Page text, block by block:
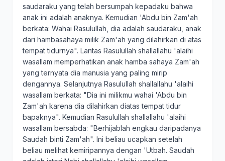
saudaraku yang telah bersumpah kepadaku bahwa
anak ini adalah anaknya. Kemudian 'Abdu bin Zam'ah
berkata: Wahai Rasulullah, dia adalah saudaraku, anak
dari hambasahaya milik Zam'ah yang dilahirkan di atas
tempat tidurnya". Lantas Rasulullah shallallahu 'alaihi
wasallam memperhatikan anak hamba sahaya Zam'ah
yang ternyata dia manusia yang paling mirip
dengannya. Selanjutnya Rasulullah shallallahu 'alaihi
wasallam berkata: "Dia ini milikmu wahai 'Abdu bin
Zam'ah karena dia dilahirkan diatas tempat tidur
bapaknya". Kemudian Rasulullah shallallahu 'alaihi
wasallam bersabda: "Berhijablah engkau daripadanya
Saudah binti Zam'ah". Ini beliau ucapkan setelah
beliau melihat kemiripannya dengan 'Utbah. Saudah